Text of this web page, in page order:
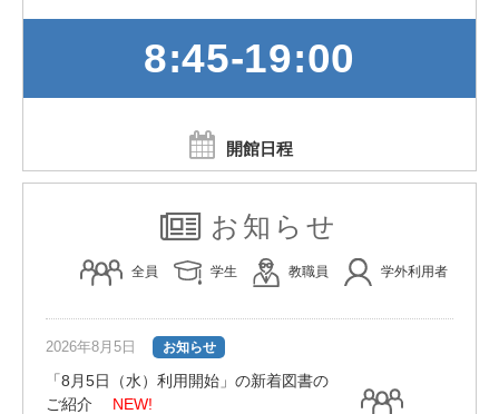
8:45-19:00
開館日程
お知らせ
全員 学生 教職員 学外利用者
2026年8月5日 お知らせ
「8月5日（水）利用開始」の新着図書の
ご紹介
NEW!